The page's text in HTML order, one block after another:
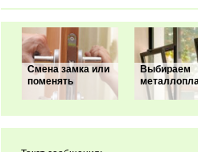
Смена замка или
поменять
Выбираем